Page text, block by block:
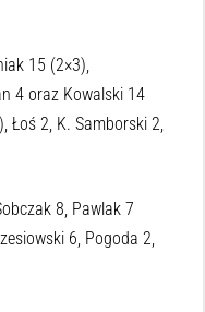
15 (2×3),
4 oraz Kowalski 14
Łoś 2, K. Samborski 2,
8, Pawlak 7
6, Pogoda 2,